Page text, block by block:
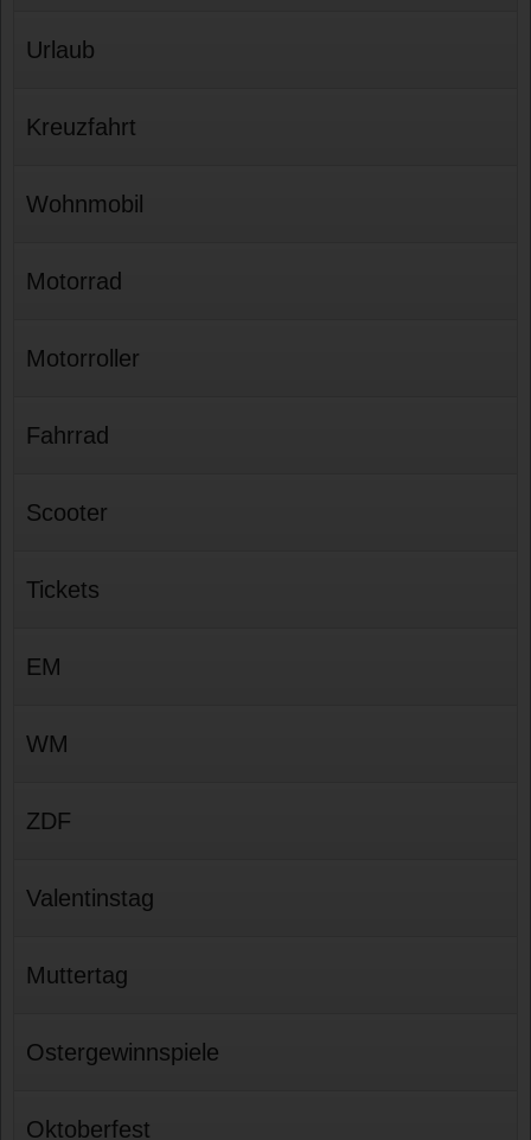
Urlaub
Kreuzfahrt
Wohnmobil
Motorrad
Motorroller
Fahrrad
Scooter
Tickets
EM
WM
ZDF
Valentinstag
Muttertag
Ostergewinnspiele
Oktoberfest